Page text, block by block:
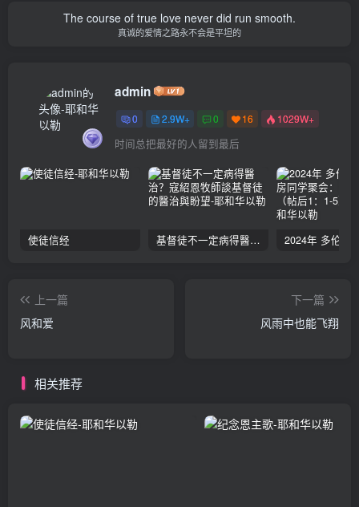
The course of true love never did run smooth.
真诚的爱情之路永不会是平坦的
admin
0 2.9W+ 0 16 1029W+
时间总把最好的人留到最后
使徒信经 基督徒不一定病得醫治？寇紹恩牧師談基督徒的醫治與盼望
上一篇
风和爱
下一篇
风雨中也能飞翔
相关推荐